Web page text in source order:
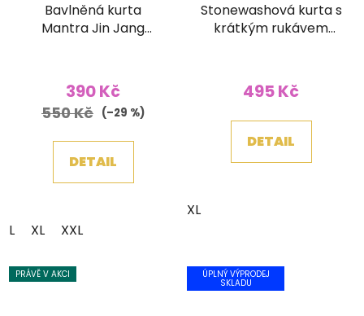
Bavlněná kurta
Mantra Jin Jang
390 Kč
550 Kč (–29 %)
DETAIL
L XL XXL
Stonewashová kurta s
krátkým rukávem
495 Kč
DETAIL
XL
PRÁVĚ V AKCI ÚPLNÝ VÝPRODEJ
SKLADU